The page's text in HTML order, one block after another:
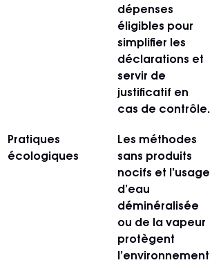
dépenses
éligibles pour
simplifier les
déclarations et
servir de
justificatif en
cas de contrôle.
Pratiques
écologiques
Les méthodes
sans produits
nocifs et l’usage
d’eau
déminéralisée
ou de la vapeur
protègent
l’environnement